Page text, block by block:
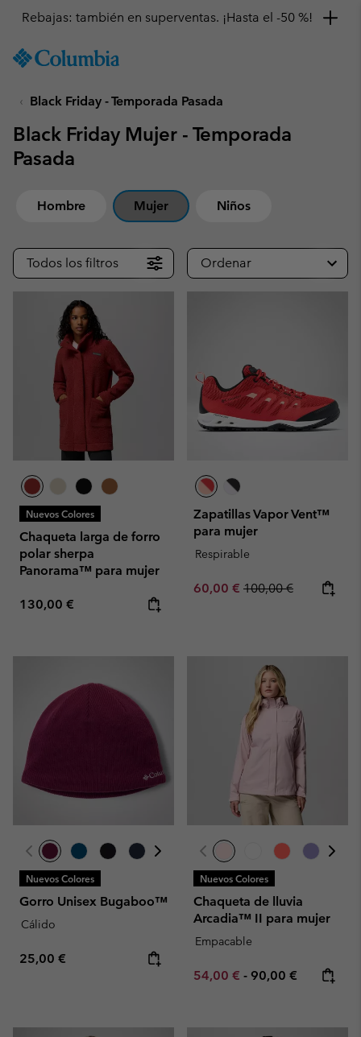
TO
SKIP
MAIN
SEARCH
Consigue un 10 % de descuento
Black Friday - Temporada Pasada
Black Friday Mujer - Temporada
Pasada
Hombre Mujer Niños
Todos los filtros Ordenar
Nuevos Colores
Chaqueta larga de forro
polar sherpa
Panorama™ para mujer
Regular price:
130,00 €
Zapatillas Vapor Vent™
para mujer
Respirable
Sale price:
60,00 € Regular price:
100,00 €
Nuevos Colores
Gorro Unisex Bugaboo™
Cálido
Regular price:
25,00 €
Nuevos Colores
Chaqueta de lluvia
Arcadia™ II para mujer
Empacable
Minimum sale price:
54,00 € - Maximum price:
90,00 €